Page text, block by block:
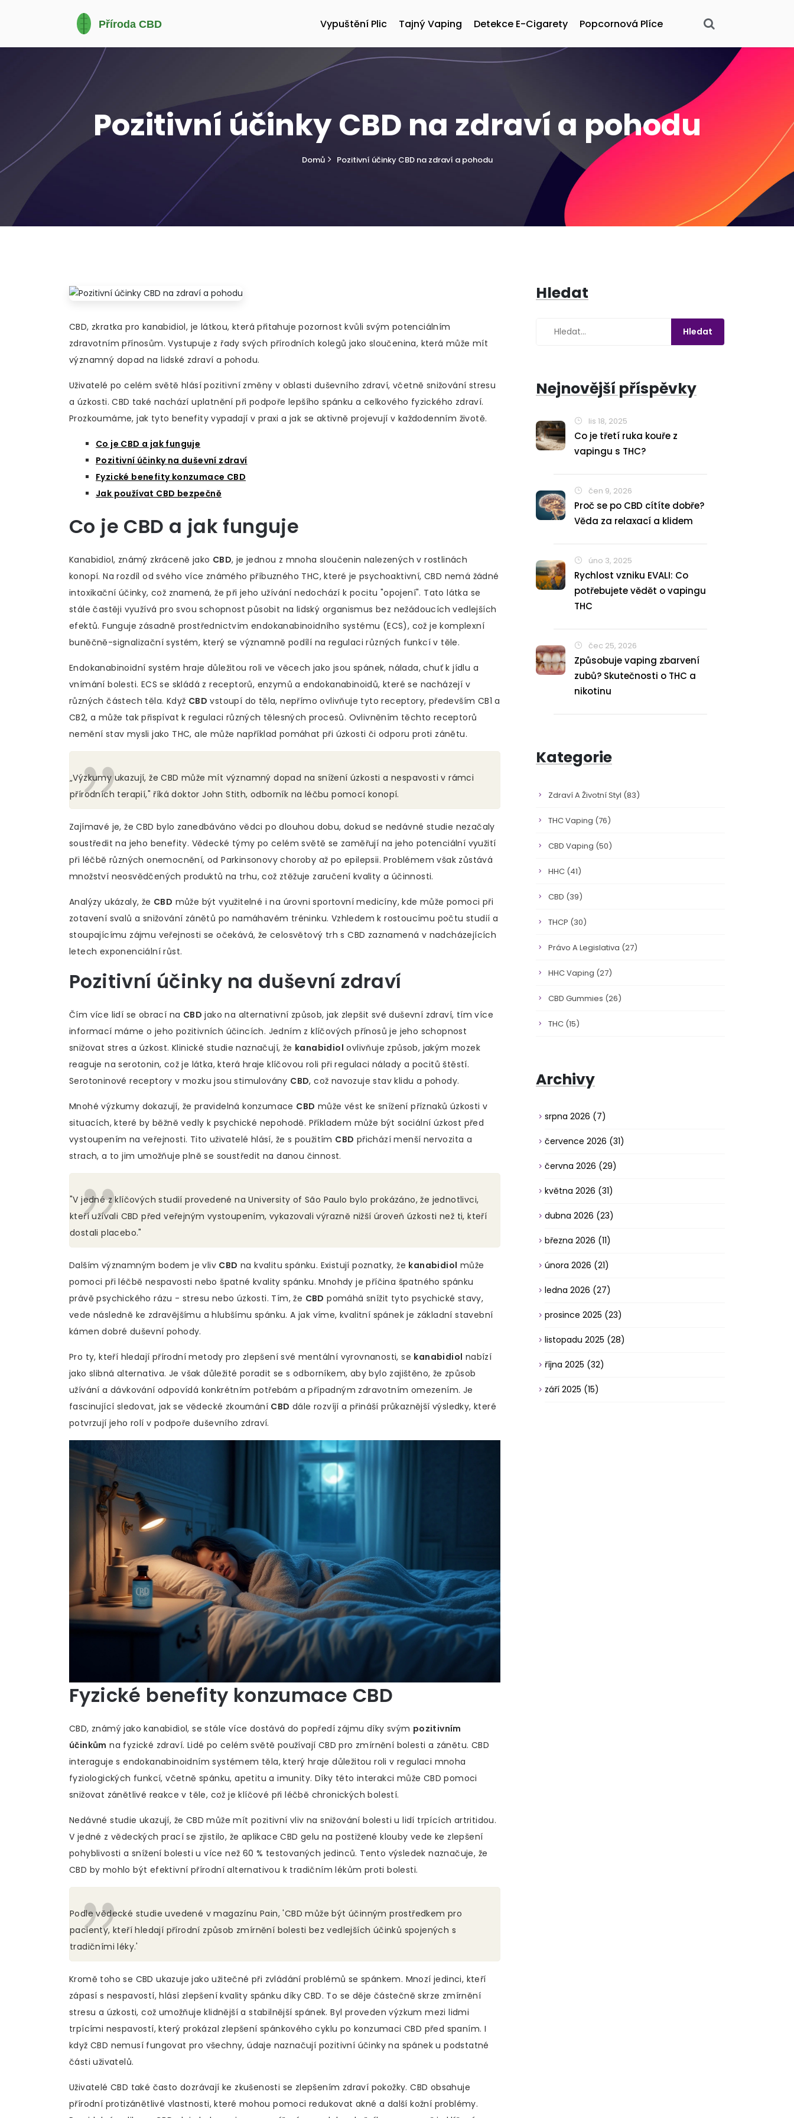
Vypuštění Plic Tajný Vaping Detekce E-Cigarety Popcornová Plíce
Pozitivní účinky CBD na zdraví a pohodu
Domů Pozitivní účinky CBD na zdraví a pohodu
CBD, zkratka pro kanabidiol, je látkou, která přitahuje pozornost kvůli svým potenciálním
zdravotním přínosům. Vystupuje z řady svých přírodních kolegů jako sloučenina, která může mít
významný dopad na lidské zdraví a pohodu.
Uživatelé po celém světě hlásí pozitivní změny v oblasti duševního zdraví, včetně snižování stresu
a úzkosti. CBD také nachází uplatnění při podpoře lepšího spánku a celkového fyzického zdraví.
Prozkoumáme, jak tyto benefity vypadají v praxi a jak se aktivně projevují v každodenním životě.
Co je CBD a jak funguje
Pozitivní účinky na duševní zdraví
Fyzické benefity konzumace CBD
Jak používat CBD bezpečně
Co je CBD a jak funguje
Kanabidiol, známý zkráceně jako CBD, je jednou z mnoha sloučenin nalezených v rostlinách
konopí. Na rozdíl od svého více známého příbuzného THC, které je psychoaktivní, CBD nemá žádné
intoxikační účinky, což znamená, že při jeho užívání nedochází k pocitu "opojení". Tato látka se
stále častěji využívá pro svou schopnost působit na lidský organismus bez nežádoucích vedlejších
efektů. Funguje zásadně prostřednictvím endokanabinoidního systému (ECS), což je komplexní
buněčně-signalizační systém, který se významně podílí na regulaci různých funkcí v těle.
Endokanabinoidní systém hraje důležitou roli ve věcech jako jsou spánek, nálada, chuť k jídlu a
vnímání bolesti. ECS se skládá z receptorů, enzymů a endokanabinoidů, které se nacházejí v
různých částech těla. Když CBD vstoupí do těla, nepřímo ovlivňuje tyto receptory, především CB1 a
CB2, a může tak přispívat k regulaci různých tělesných procesů. Ovlivněním těchto receptorů
nemění stav mysli jako THC, ale může například pomáhat při úzkosti či odporu proti zánětu.
„Výzkumy ukazují, že CBD může mít významný dopad na snížení úzkosti a nespavosti v rámci
přírodních terapií," říká doktor John Stith, odborník na léčbu pomocí konopí.
Zajímavé je, že CBD bylo zanedbáváno vědci po dlouhou dobu, dokud se nedávné studie nezačaly
soustředit na jeho benefity. Vědecké týmy po celém světě se zaměřují na jeho potenciální využití
při léčbě různých onemocnění, od Parkinsonovy choroby až po epilepsii. Problémem však zůstává
množství neosvědčených produktů na trhu, což ztěžuje zaručení kvality a účinnosti.
Analýzy ukázaly, že CBD může být využitelné i na úrovni sportovní medicíny, kde může pomoci při
zotavení svalů a snižování zánětů po namáhavém tréninku. Vzhledem k rostoucímu počtu studií a
stoupajícímu zájmu veřejnosti se očekává, že celosvětový trh s CBD zaznamená v nadcházejících
letech exponenciální růst.
Pozitivní účinky na duševní zdraví
Čím více lidí se obrací na CBD jako na alternativní způsob, jak zlepšit své duševní zdraví, tím více
informací máme o jeho pozitivních účincích. Jedním z klíčových přínosů je jeho schopnost
snižovat stres a úzkost. Klinické studie naznačují, že kanabidiol ovlivňuje způsob, jakým mozek
reaguje na serotonin, což je látka, která hraje klíčovou roli při regulaci nálady a pocitů štěstí.
Serotoninové receptory v mozku jsou stimulovány CBD, což navozuje stav klidu a pohody.
Mnohé výzkumy dokazují, že pravidelná konzumace CBD může vést ke snížení příznaků úzkosti v
situacích, které by běžně vedly k psychické nepohodě. Příkladem může být sociální úzkost před
vystoupením na veřejnosti. Tito uživatelé hlásí, že s použitím CBD přichází menší nervozita a
strach, a to jim umožňuje plně se soustředit na danou činnost.
"V jedné z klíčových studií provedené na University of São Paulo bylo prokázáno, že jednotlivci,
kteří užívali CBD před veřejným vystoupením, vykazovali výrazně nižší úroveň úzkosti než ti, kteří
dostali placebo."
Dalším významným bodem je vliv CBD na kvalitu spánku. Existují poznatky, že kanabidiol může
pomoci při léčbě nespavosti nebo špatné kvality spánku. Mnohdy je příčina špatného spánku
právě psychického rázu - stresu nebo úzkosti. Tím, že CBD pomáhá snížit tyto psychické stavy,
vede následně ke zdravějšímu a hlubšímu spánku. A jak víme, kvalitní spánek je základní stavební
kámen dobré duševní pohody.
Pro ty, kteří hledají přírodní metody pro zlepšení své mentální vyrovnanosti, se kanabidiol nabízí
jako slibná alternativa. Je však důležité poradit se s odborníkem, aby bylo zajištěno, že způsob
užívání a dávkování odpovídá konkrétním potřebám a případným zdravotním omezením. Je
fascinující sledovat, jak se vědecké zkoumání CBD dále rozvíjí a přináší průkaznější výsledky, které
potvrzují jeho rolí v podpoře duševního zdraví.
Fyzické benefity konzumace CBD
CBD, známý jako kanabidiol, se stále více dostává do popředí zájmu díky svým pozitivním
účinkům na fyzické zdraví. Lidé po celém světě používají CBD pro zmírnění bolesti a zánětu. CBD
interaguje s endokanabinoidním systémem těla, který hraje důležitou roli v regulaci mnoha
fyziologických funkcí, včetně spánku, apetitu a imunity. Díky této interakci může CBD pomoci
snižovat zánětlivé reakce v těle, což je klíčové při léčbě chronických bolestí.
Nedávné studie ukazují, že CBD může mít pozitivní vliv na snižování bolesti u lidí trpících artritidou.
V jedné z vědeckých prací se zjistilo, že aplikace CBD gelu na postižené klouby vede ke zlepšení
pohyblivosti a snížení bolesti u více než 60 % testovaných jedinců. Tento výsledek naznačuje, že
CBD by mohlo být efektivní přírodní alternativou k tradičním lékům proti bolesti.
Podle vědecké studie uvedené v magazínu Pain, 'CBD může být účinným prostředkem pro
pacienty, kteří hledají přírodní způsob zmírnění bolesti bez vedlejších účinků spojených s
tradičními léky.'
Kromě toho se CBD ukazuje jako užitečné při zvládání problémů se spánkem. Mnozí jedinci, kteří
zápasí s nespavostí, hlásí zlepšení kvality spánku díky CBD. To se děje částečně skrze zmírnění
stresu a úzkosti, což umožňuje klidnější a stabilnější spánek. Byl proveden výzkum mezi lidmi
trpícími nespavostí, který prokázal zlepšení spánkového cyklu po konzumaci CBD před spaním. I
když CBD nemusí fungovat pro všechny, údaje naznačují pozitivní účinky na spánek u podstatné
části uživatelů.
Uživatelé CBD také často dozrávají ke zkušenosti se zlepšením zdraví pokožky. CBD obsahuje
přírodní protizánětlivé vlastnosti, které mohou pomoci redukovat akné a další kožní problémy.
Hledat
Nejnovější příspěvky
lis 18, 2025
Co je třetí ruka kouře z
vapingu s THC?
čen 9, 2026
Proč se po CBD cítíte dobře?
Věda za relaxací a klidem
úno 3, 2025
Rychlost vzniku EVALI: Co
potřebujete vědět o vapingu
THC
čec 25, 2026
Způsobuje vaping zbarvení
zubů? Skutečnosti o THC a
nikotinu
Kategorie
Zdraví A Životní Styl (83)
THC Vaping (76)
CBD Vaping (50)
HHC (41)
CBD (39)
THCP (30)
Právo A Legislativa (27)
HHC Vaping (27)
CBD Gummies (26)
THC (15)
Archivy
srpna 2026 (7)
července 2026 (31)
června 2026 (29)
května 2026 (31)
dubna 2026 (23)
března 2026 (11)
února 2026 (21)
ledna 2026 (27)
prosince 2025 (23)
listopadu 2025 (28)
října 2025 (32)
září 2025 (15)